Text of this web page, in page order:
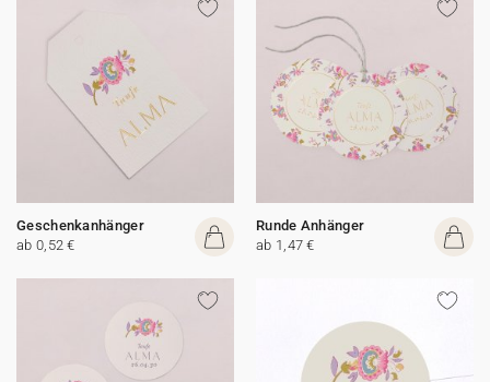
Geschenkanhänger
ab 0,52 €
Runde Anhänger
ab 1,47 €